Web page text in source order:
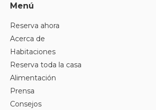
Menú
Reserva ahora
Acerca de
Habitaciones
Reserva toda la casa
Alimentación
Prensa
Consejos